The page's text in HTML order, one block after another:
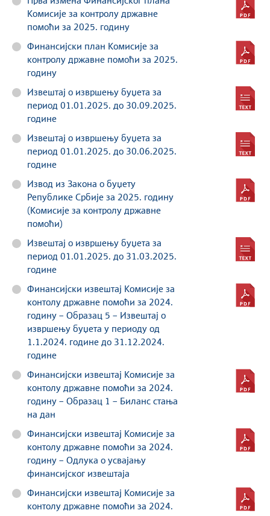
Комисије за контролу државне
помоћи за 2025. годину
Финансијски план Комисије за
контролу државне помоћи за 2025.
годину
Извештај о извршењу буџета за
период 01.01.2025. до 30.09.2025.
године
Извештај о извршењу буџета за
период 01.01.2025. до 30.06.2025.
године
Извод из Закона о буџету
Републике Србије за 2025. годину
(Комисијe за контролу државне
помоћи)
Извештај о извршењу буџета за
период 01.01.2025. до 31.03.2025.
године
Финансијски извештај Комисије за
контолу државне помоћи за 2024.
годину – Образац 5 – Извештај о
извршењу буџета у периоду од
1.1.2024. године до 31.12.2024.
године
Финансијски извештај Комисије за
контолу државне помоћи за 2024.
годину – Образац 1 – Биланс стања
на дан
Финансијски извештај Комисије за
контолу државне помоћи за 2024.
годину – Одлука о усвајању
финансијског извештаја
Финансијски извештај Комисије за
контолу државне помоћи за 2024.